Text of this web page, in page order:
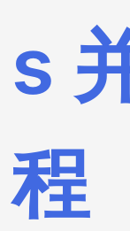
s
程